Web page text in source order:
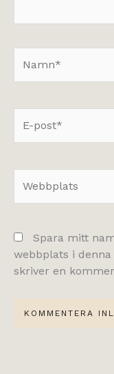
post*
Spara mitt
webbplats i
skriver en